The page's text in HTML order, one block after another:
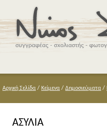
Αρχική Σελίδα / Κείμενα / Δημοσιεύματα /
ΑΣΥΛΙΑ